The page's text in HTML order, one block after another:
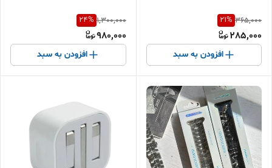
365,000
21%
285,000
افزودن به سبد
1,300,000
24%
980,000
افزودن به سبد